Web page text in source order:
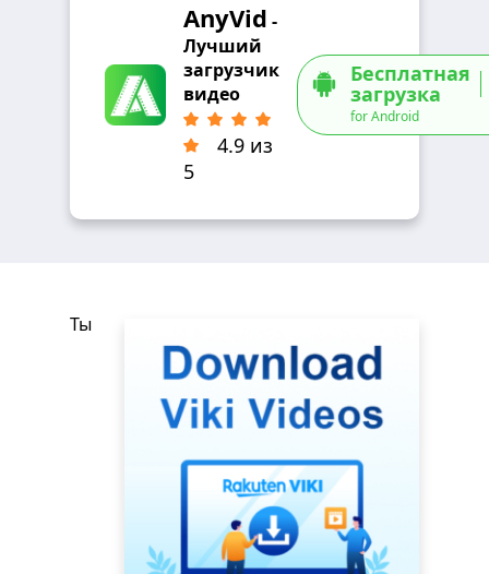
AnyVid -
Лучший
загрузчик
видео
4.9 из
5
Бесплатная
загрузка
for Android
Ты